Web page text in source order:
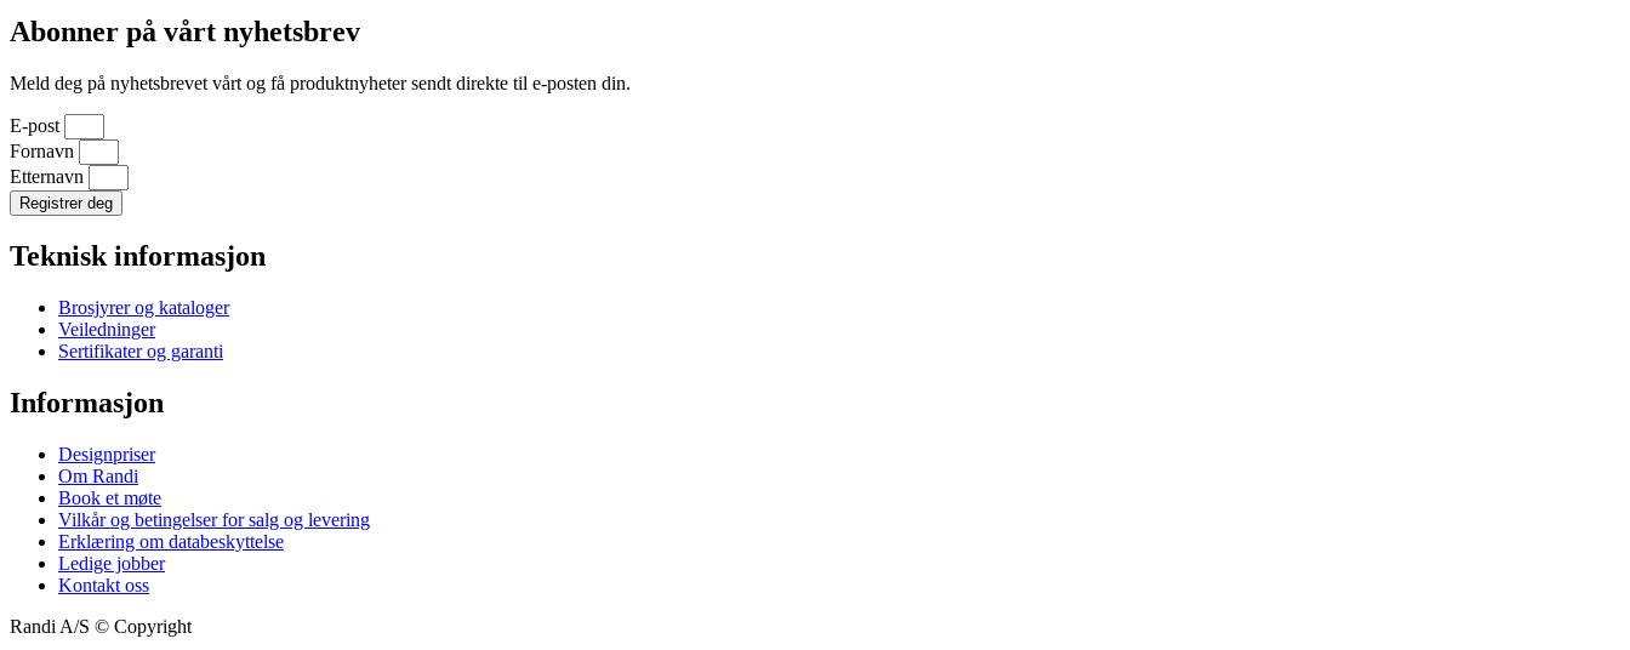
Abonner på vårt nyhetsbrev
Meld deg på nyhetsbrevet vårt og få produktnyheter sendt direkte til e-posten din.
E-post
Fornavn
Etternavn
Registrer deg
Teknisk informasjon
Brosjyrer og kataloger
Veiledninger
Sertifikater og garanti
Informasjon
Designpriser
Om Randi
Book et møte
Vilkår og betingelser for salg og levering
Erklæring om databeskyttelse
Ledige jobber
Kontakt oss
Randi A/S © Copyright